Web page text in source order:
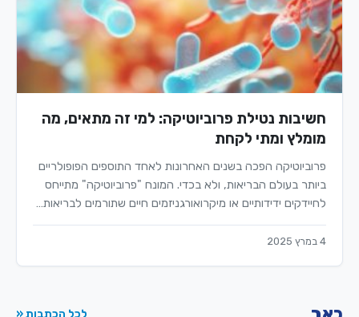
חשיבות נטילת פרוביוטיקה: למי זה מתאים, מה
מומלץ ומתי לקחת
פרוביוטיקה הפכה בשנים האחרונות לאחד התוספים הפופולריים
ביותר בעולם הבריאות, ולא בכדי. המונח "פרוביוטיקה" מתייחס
לחיידקים ידידותיים או מיקרואורגניזמים חיים שתורמים לבריאות…
4 במרץ 2025
לכל הכתבות «